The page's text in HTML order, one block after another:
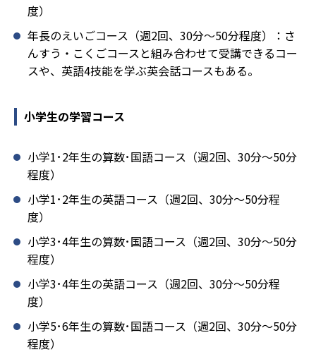
度）
年長のえいごコース（週2回、30分～50分程度）：さ
んすう・こくごコースと組み合わせて受講できるコー
スや、英語4技能を学ぶ英会話コースもある。
小学生の学習コース
小学1･2年生の算数･国語コース（週2回、30分～50分
程度）
小学1･2年生の英語コース（週2回、30分～50分程
度）
小学3･4年生の算数･国語コース（週2回、30分～50分
程度）
小学3･4年生の英語コース（週2回、30分～50分程
度）
小学5･6年生の算数･国語コース（週2回、30分～50分
程度）